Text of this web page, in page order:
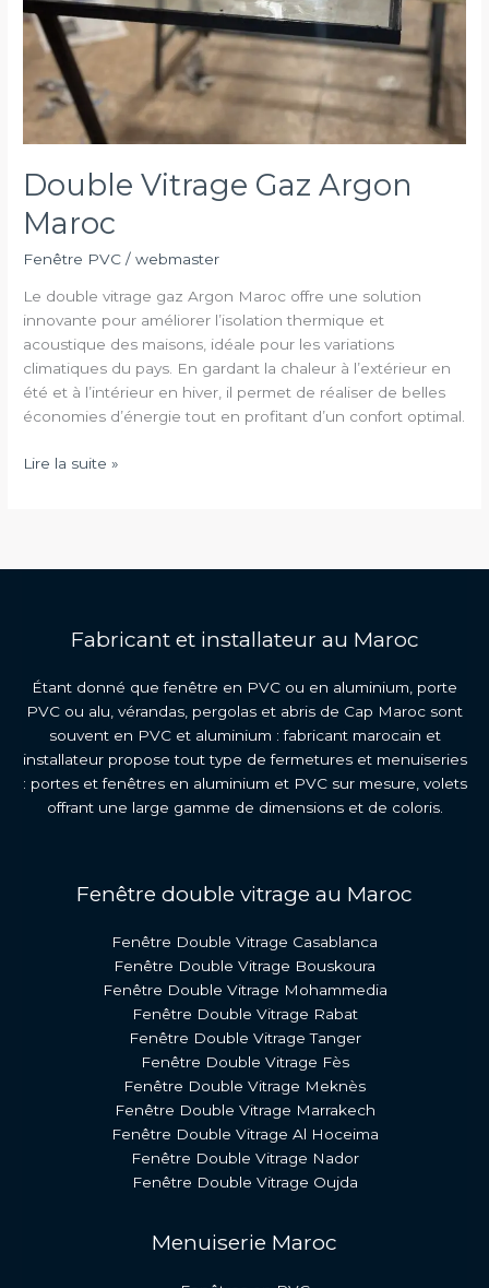
Double Vitrage Gaz Argon
Maroc
Fenêtre PVC /webmaster
Le double vitrage gaz Argon Maroc offre une solution
innovante pour améliorer l’isolation thermique et
acoustique des maisons, idéale pour les variations
climatiques du pays. En gardant la chaleur à l’extérieur en
été et à l’intérieur en hiver, il permet de réaliser de belles
économies d’énergie tout en profitant d’un confort optimal.
Double
Lire la suite »
Fabricant et installateur au Maroc
Étant donné que fenêtre en PVC ou en aluminium, porte
PVC ou alu, vérandas, pergolas et abris de Cap Maroc sont
souvent en PVC et aluminium : fabricant marocain et
installateur propose tout type de fermetures et menuiseries
: portes et fenêtres en aluminium et PVC sur mesure, volets
offrant une large gamme de dimensions et de coloris.
Fenêtre double vitrage au Maroc
Fenêtre Double Vitrage Casablanca
Fenêtre Double Vitrage Bouskoura
Fenêtre Double Vitrage Mohammedia
Fenêtre Double Vitrage Rabat
Fenêtre Double Vitrage Tanger
Fenêtre Double Vitrage Fès
Fenêtre Double Vitrage Meknès
Fenêtre Double Vitrage Marrakech
Fenêtre Double Vitrage Al Hoceima
Fenêtre Double Vitrage Nador
Fenêtre Double Vitrage Oujda
Menuiserie Maroc